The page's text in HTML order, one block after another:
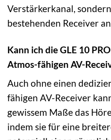
Verstärkerkanal,
bestehenden Receiver
Kann ich die GLE 10
Atmos-fähigen AV-
Auch ohne einen
fähigen AV-Receiver
gewissem Maße das
indem sie für eine